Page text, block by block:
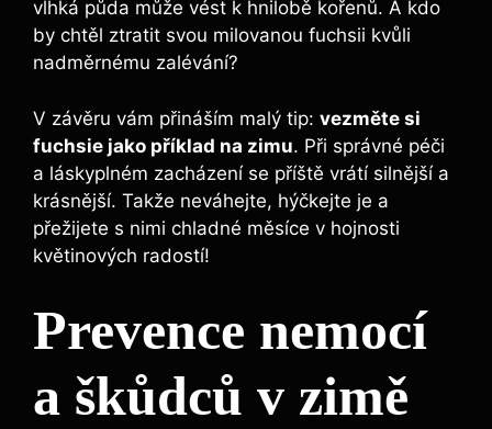
vlhká půda může vést k hnilobě kořenů. A kdo
by chtěl ztratit svou milovanou fuchsii kvůli
nadměrnému zalévání?
V závěru vám přináším malý tip: vezměte si
fuchsie jako příklad na zimu. Při správné péči
a láskyplném zacházení se příště vrátí silnější a
krásnější. Takže neváhejte, hýčkejte je a
přežijete s nimi chladné měsíce v hojnosti
květinových radostí!
Prevence nemocí
a škůdců v zimě